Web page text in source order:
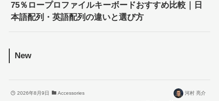
75％ロープロファイルキーボードおすすめ比較｜日
本語配列・英語配列の違いと選び方
New
2026年8月9日 Accessories 河村 亮介